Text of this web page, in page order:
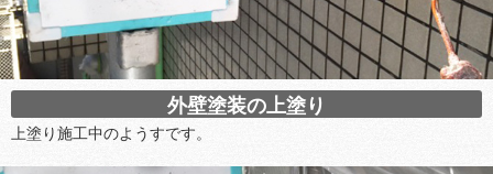
外壁塗装の上塗り
上塗り施工中のようすです。